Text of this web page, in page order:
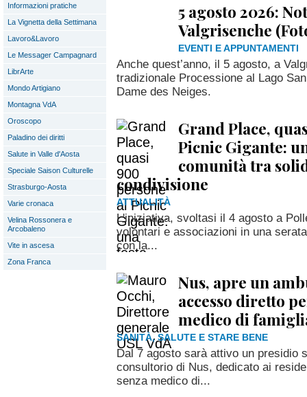
Informazioni pratiche
La Vignetta della Settimana
Lavoro&Lavoro
Le Messager Campagnard
LibrArte
Mondo Artigiano
Montagna VdA
Oroscopo
Paladino dei diritti
Salute in Valle d'Aosta
Speciale Saison Culturelle
Strasburgo-Aosta
Varie cronaca
Velina Rossonera e
Arcobaleno
Vite in ascesa
Zona Franca
5 agosto 2026:
Valgrisenche
EVENTI E APPUNTAMENTI
Anche quest’anno, il 5 agosto, a
tradizionale Processione al Lago
Dame des Neiges.
Grand Place,
Picnic Gigante:
comunità tra
condivisione
ATTUALITÀ
L'iniziativa, svoltasi il 4 agosto a
volontari e associazioni in una
con la...
Nus, apre un
accesso diretto
medico di
SANITÀ, SALUTE E STARE BENE
Dal 7 agosto sarà attivo un presidio
consultorio di Nus, dedicato ai
senza medico di...